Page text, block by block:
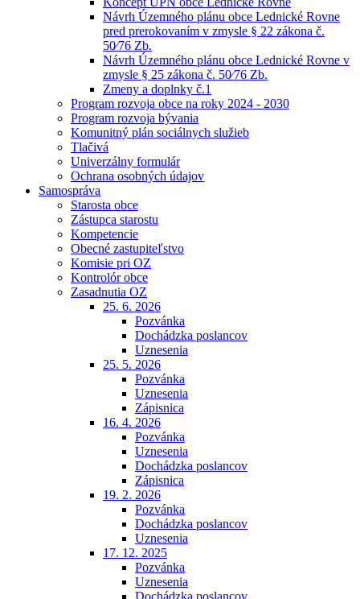
Návrh Územného plánu obce Lednické Rovne
pred prerokovaním v zmysle § 22 zákona č.
50⁄76 Zb.
Návrh Územného plánu obce Lednické Rovne v
zmysle § 25 zákona č. 50⁄76 Zb.
Zmeny a doplnky č.1
Program rozvoja obce na roky 2024 - 2030
Program rozvoja bývania
Komunitný plán sociálnych služieb
Tlačivá
Univerzálny formulár
Ochrana osobných údajov
Samospráva
Starosta obce
Zástupca starostu
Kompetencie
Obecné zastupiteľstvo
Komisie pri OZ
Kontrolór obce
Zasadnutia OZ
25. 6. 2026
Pozvánka
Dochádzka poslancov
Uznesenia
25. 5. 2026
Pozvánka
Uznesenia
Zápisnica
16. 4. 2026
Pozvánka
Uznesenia
Dochádzka poslancov
Zápisnica
19. 2. 2026
Pozvánka
Dochádzka poslancov
Uznesenia
17. 12. 2025
Pozvánka
Uznesenia
Dochádzka poslancov